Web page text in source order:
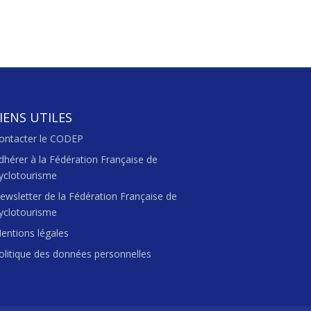
UTILES
le CODEP
à la Fédération Française de
de la Fédération Française de
légales
des données personnelles